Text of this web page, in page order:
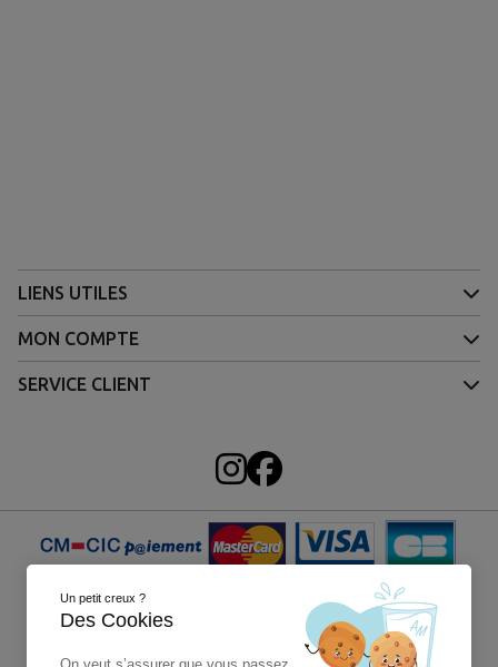
LIENS UTILES
MON COMPTE
SERVICE CLIENT
Un petit creux ?
Des Cookies